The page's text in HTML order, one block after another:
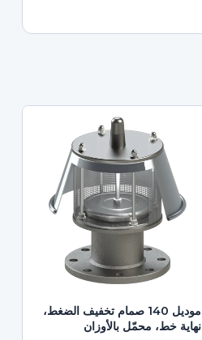
موديل 140 صمام تخفيف الضغط،
نهاية خط، محمّل بالأوزان